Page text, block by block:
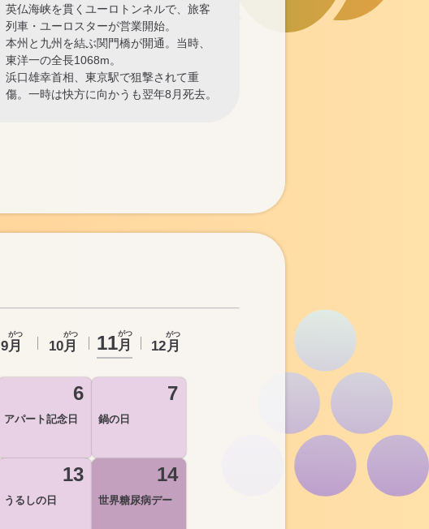
英仏海峡を貫くユーロトンネルで、旅客
列車・ユーロスターが営業開始。
本州と九州を結ぶ関門橋が開通。当時、
東洋一の全長1068m。
浜口雄幸首相、東京駅で狙撃されて重
傷。一時は快方に向かうも翌年8月死去。
9月
がつ
10月
がつ 11月
がつ
12月
がつ
6
アパート記念日
7
鍋の日
13
うるしの日
14
世界糖尿病デー